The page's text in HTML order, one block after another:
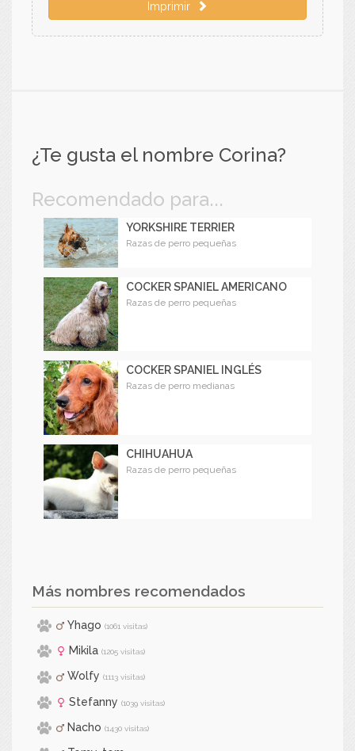
Imprimir
¿Te gusta el nombre Corina?
Recomendado para...
YORKSHIRE TERRIER
Razas de perro pequeñas
COCKER SPANIEL AMERICANO
Razas de perro pequeñas
COCKER SPANIEL INGLÉS
Razas de perro medianas
CHIHUAHUA
Razas de perro pequeñas
Más nombres recomendados
Yhago (1061 visitas)
Mikila (1205 visitas)
Wolfy (1113 visitas)
Stefanny (1039 visitas)
Nacho (1430 visitas)